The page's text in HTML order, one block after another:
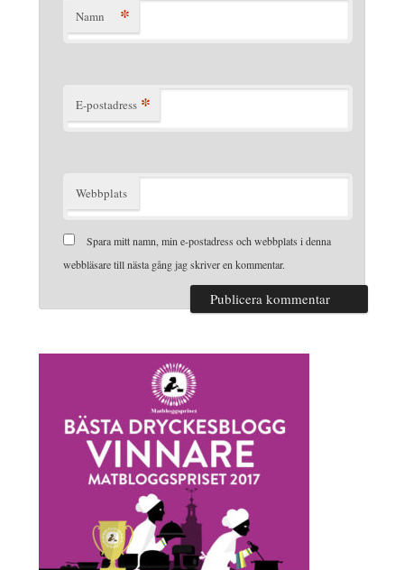
Namn *
E-postadress *
Webbplats
Spara mitt namn, min e-postadress och webbplats i denna
webbläsare till nästa gång jag skriver en kommentar.